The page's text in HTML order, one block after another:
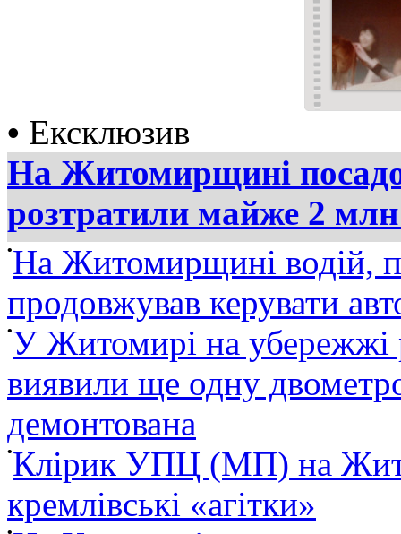
• Ексклюзив
На Житомирщині
розтратили майже 2
•На Житомирщині водій,
продовжував керувати
•У Житомирі на убережжі
виявили ще одну
демонтована
•Клірик УПЦ (МП) на
кремлівські «агітки»